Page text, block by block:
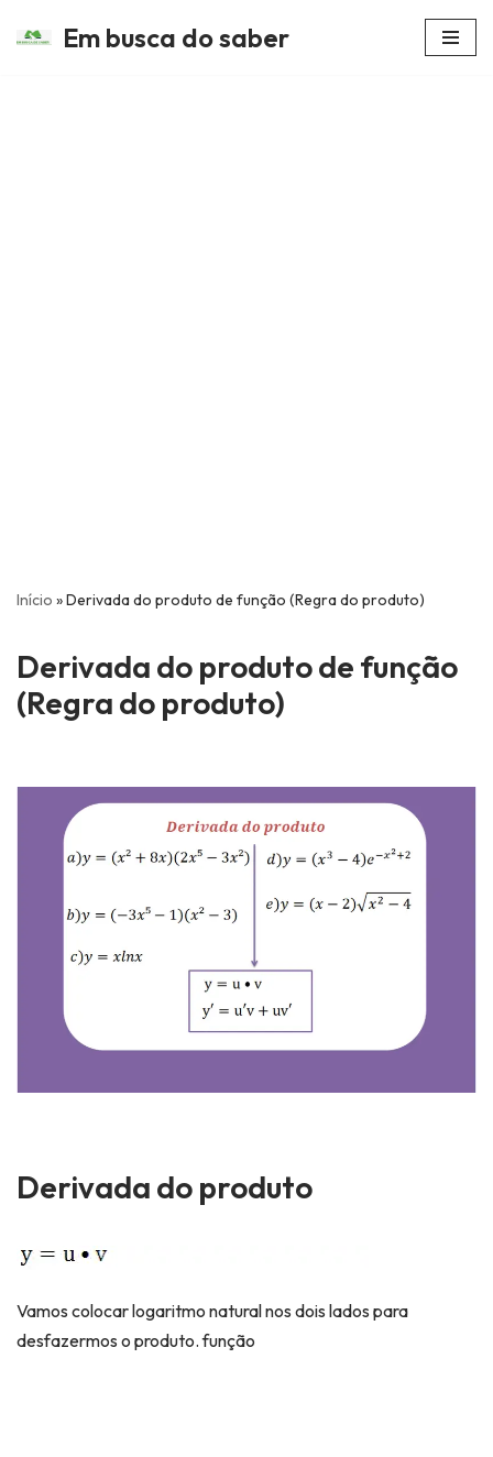
Em busca do saber
Início »Derivada do produto de função (Regra do produto)
Derivada do produto de função
(Regra do produto)
Derivada do produto
Vamos colocar logaritmo natural nos dois lados para
desfazermos o produto. função